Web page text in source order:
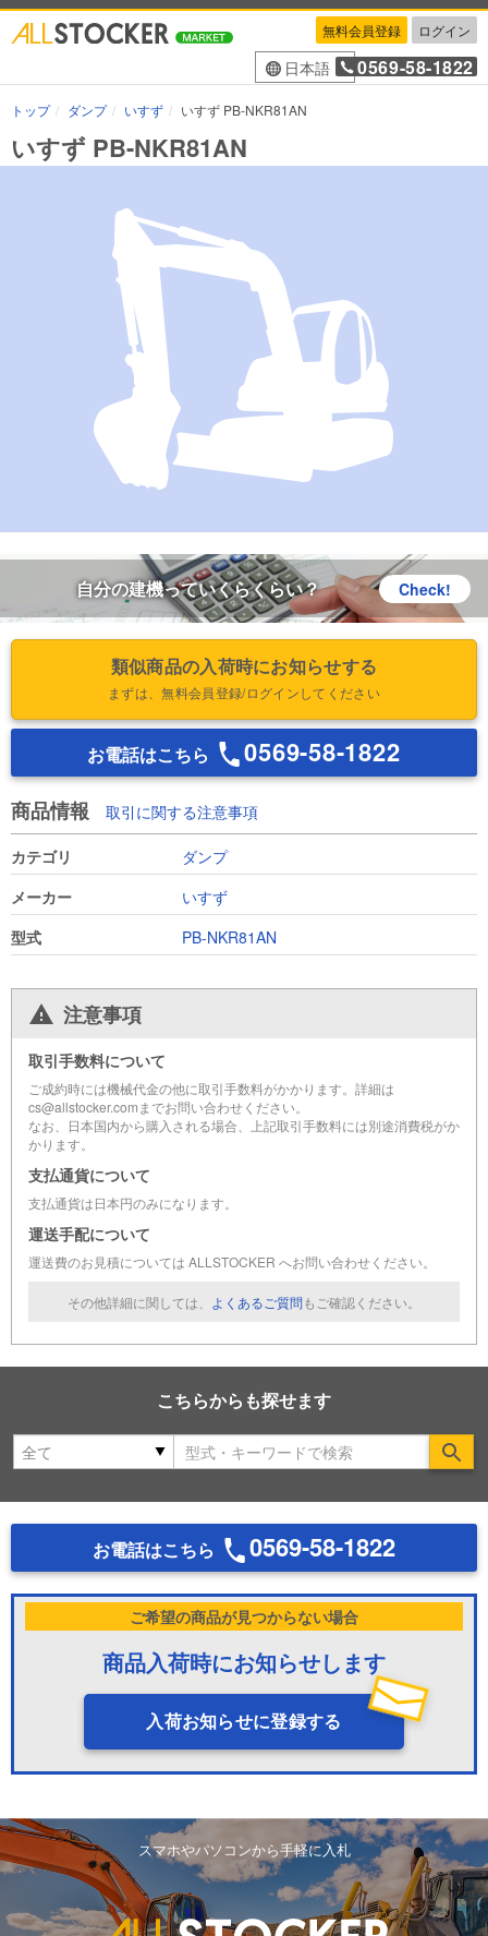
無料会員登録 ログイン
日本語 0569-58-1822
トップ ダンプ いすず いすず PB-NKR81AN
いすず PB-NKR81AN
自分の建機っていくらくらい？ Check!
類似商品の入荷時にお知らせする
まずは、無料会員登録/ログインしてください
お電話はこちら 0569-58-1822
商品情報 取引に関する注意事項
カテゴリ
ダンプ
メーカー
いすず
型式
PB-NKR81AN
注意事項
取引手数料について
ご成約時には機械代金の他に取引手数料がかかります。詳細は
cs@allstocker.comまでお問い合わせください。
なお、日本国内から購入される場合、上記取引手数料には別途消費税がか
かります。
支払通貨について
支払通貨は日本円のみになります。
運送手配について
運送費のお見積については ALLSTOCKER へお問い合わせください。
その他詳細に関しては、 よくあるご質問もご確認ください。
こちらからも探せます
お電話はこちら 0569-58-1822
ご希望の商品が見つからない場合
商品入荷時にお知らせします
入荷お知らせに登録する
スマホやパソコンから手軽に入札